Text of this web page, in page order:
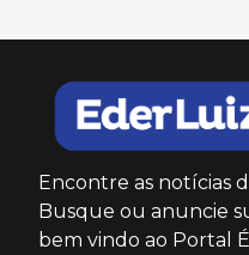
Encontre as notícias
Busque ou anuncie
bem vindo ao Portal